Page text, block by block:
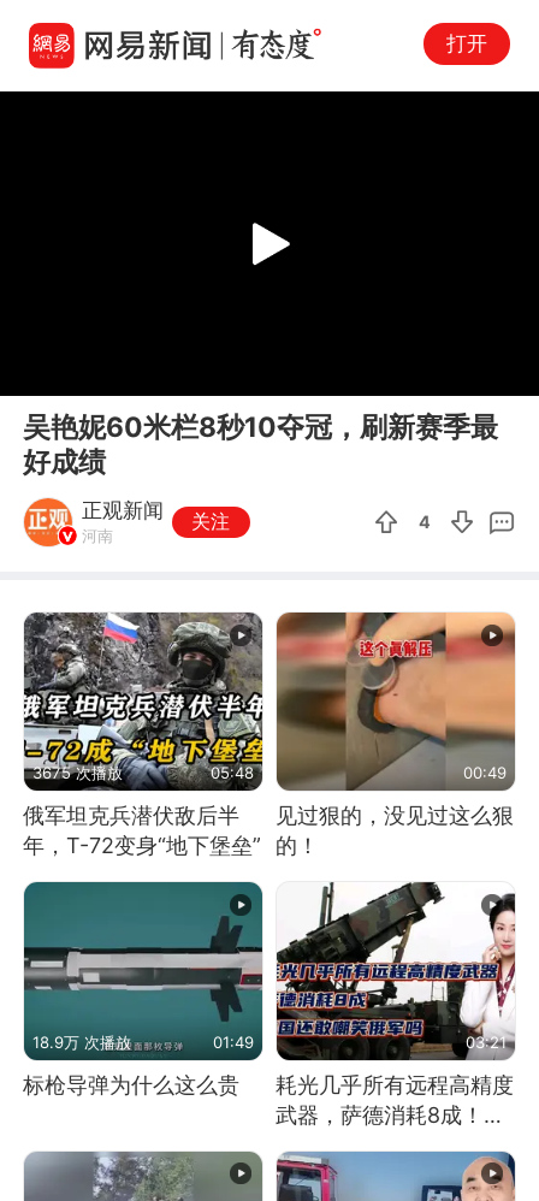
打开
Play
吴艳妮60米栏8秒10夺冠，刷新赛季最
好成绩
正观新闻
河南
关注 4
3675 次播放 05:48
俄军坦克兵潜伏敌后半
年，T-72变身“地下堡垒”
00:49
见过狠的，没见过这么狠
的！
18.9万 次播放 01:49
标枪导弹为什么这么贵
03:21
耗光几乎所有远程高精度
武器，萨德消耗8成！美